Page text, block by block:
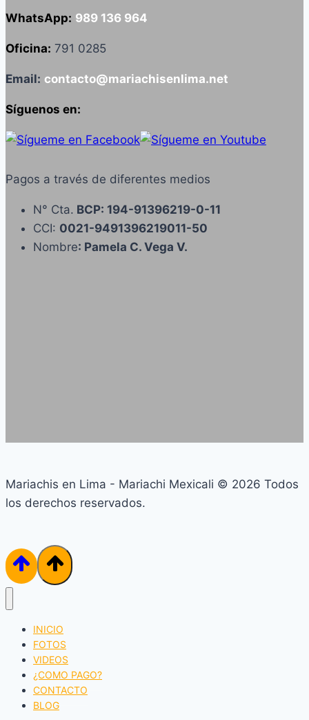
WhatsApp: 989 136 964
Oficina: 791 0285
Email: contacto@mariachisenlima.net
Síguenos en:
Pagos a través de diferentes medios
N° Cta. BCP: 194-91396219-0-11
CCI: 0021-9491396219011-50
Nombre: Pamela C. Vega V.
Mariachis en Lima - Mariachi Mexicali © 2026 Todos
los derechos reservados.
INICIO
FOTOS
VIDEOS
¿COMO PAGO?
CONTACTO
BLOG